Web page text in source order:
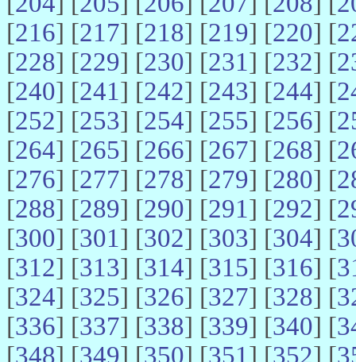
[216] [217] [218] [219] [220] [
[228] [229] [230] [231] [232] [
[240] [241] [242] [243] [244] [
[252] [253] [254] [255] [256] [
[264] [265] [266] [267] [268] [
[276] [277] [278] [279] [280] [
[288] [289] [290] [291] [292] [
[300] [301] [302] [303] [304] [
[312] [313] [314] [315] [316] [
[324] [325] [326] [327] [328] [
[336] [337] [338] [339] [340] [
[348] [349] [350] [351] [352] [